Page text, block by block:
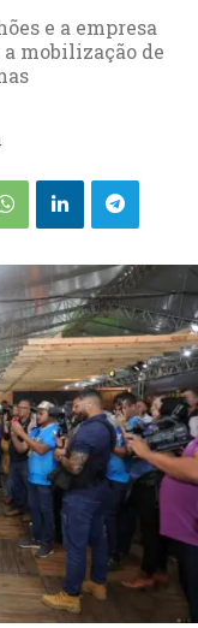
e a empresa
mobilização de